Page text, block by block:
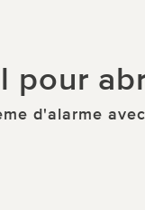
pour
d'alarme